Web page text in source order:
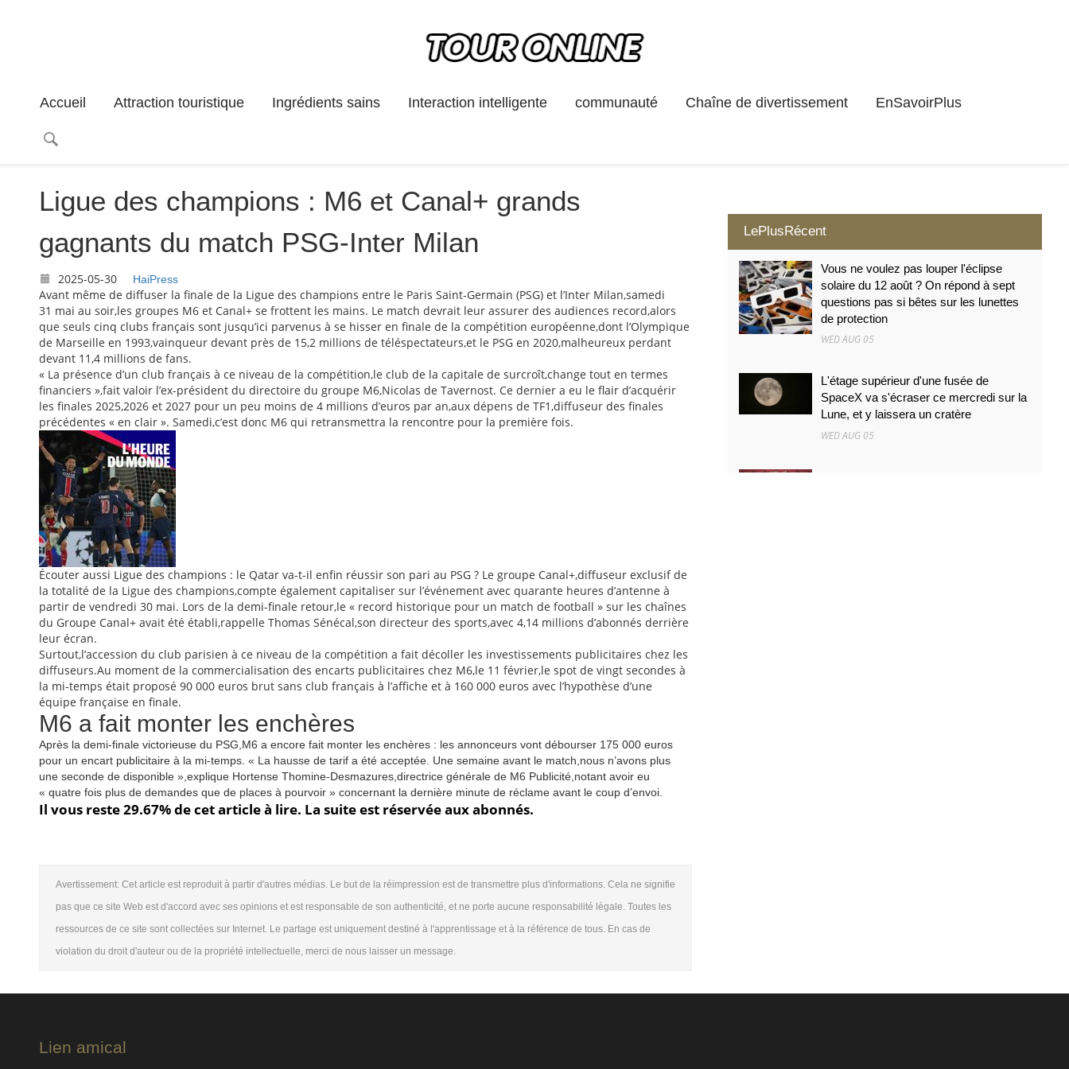
Accueil Attraction touristique Ingrédients sains Interaction intelligente communauté Chaîne de divertissement EnSavoirPlus
Ligue des champions : M6 et Canal+ grands
gagnants du match PSG-Inter Milan
2025-05-30 HaiPress
Avant même de diffuser la finale de la Ligue des champions entre le Paris Saint-Germain (PSG) et l’Inter Milan,samedi
31 mai au soir,les groupes M6 et Canal+ se frottent les mains. Le match devrait leur assurer des audiences record,alors
que seuls cinq clubs français sont jusqu’ici parvenus à se hisser en finale de la compétition européenne,dont l’Olympique
de Marseille en 1993,vainqueur devant près de 15,2 millions de téléspectateurs,et le PSG en 2020,malheureux perdant
devant 11,4 millions de fans.
« La présence d’un club français à ce niveau de la compétition,le club de la capitale de surcroît,change tout en termes
financiers »,fait valoir l’ex-président du directoire du groupe M6,Nicolas de Tavernost. Ce dernier a eu le flair d’acquérir
les finales 2025,2026 et 2027 pour un peu moins de 4 millions d’euros par an,aux dépens de TF1,diffuseur des finales
précédentes « en clair ». Samedi,c’est donc M6 qui retransmettra la rencontre pour la première fois.
Écouter aussi Ligue des champions : le Qatar va-t-il enfin réussir son pari au PSG ? Le groupe Canal+,diffuseur exclusif de
la totalité de la Ligue des champions,compte également capitaliser sur l’événement avec quarante heures d’antenne à
partir de vendredi 30 mai. Lors de la demi-finale retour,le « record historique pour un match de football » sur les chaînes
du Groupe Canal+ avait été établi,rappelle Thomas Sénécal,son directeur des sports,avec 4,14 millions d’abonnés derrière
leur écran.
Surtout,l’accession du club parisien à ce niveau de la compétition a fait décoller les investissements publicitaires chez les
diffuseurs.Au moment de la commercialisation des encarts publicitaires chez M6,le 11 février,le spot de vingt secondes à
la mi-temps était proposé 90 000 euros brut sans club français à l’affiche et à 160 000 euros avec l’hypothèse d’une
équipe française en finale.
M6 a fait monter les enchères
Après la demi-finale victorieuse du PSG,M6 a encore fait monter les enchères : les annonceurs vont débourser 175 000 euros
pour un encart publicitaire à la mi-temps. « La hausse de tarif a été acceptée. Une semaine avant le match,nous n’avons plus
une seconde de disponible »,explique Hortense Thomine-Desmazures,directrice générale de M6 Publicité,notant avoir eu
« quatre fois plus de demandes que de places à pourvoir » concernant la dernière minute de réclame avant le coup d’envoi.
Il vous reste 29.67% de cet article à lire. La suite est réservée aux abonnés.
Avertissement: Cet article est reproduit à partir d'autres médias. Le but de la réimpression est de transmettre plus d'informations. Cela ne signifie
pas que ce site Web est d'accord avec ses opinions et est responsable de son authenticité, et ne porte aucune responsabilité légale. Toutes les
ressources de ce site sont collectées sur Internet. Le partage est uniquement destiné à l'apprentissage et à la référence de tous. En cas de
violation du droit d'auteur ou de la propriété intellectuelle, merci de nous laisser un message.
LePlusRécent
Vous ne voulez pas louper l'éclipse
solaire du 12 août ? On répond à sept
questions pas si bêtes sur les lunettes
de protection
WED AUG 05
L'étage supérieur d'une fusée de
SpaceX va s'écraser ce mercredi sur la
Lune, et y laissera un cratère
WED AUG 05
Lien amical